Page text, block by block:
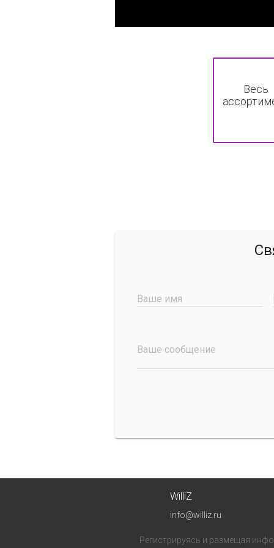
Весь
Ваше имя
Ваше сообщение
WilliZ
info@williz.ru
Регистрируясь и размещая